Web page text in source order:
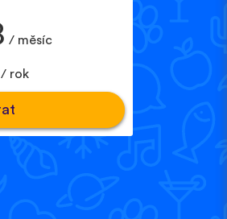
/ měsíc
rok